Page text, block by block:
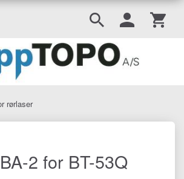
rørlaser
2 for BT-53Q